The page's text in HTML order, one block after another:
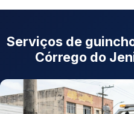
Serviços de
Córrego do